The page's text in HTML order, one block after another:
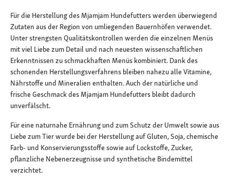
Für die Herstellung des Mjamjam Hundefutters werden überwiegend
Zutaten aus der Region von umliegenden Bauernhöfen verwendet.
Unter strengsten Qualitätskontrollen werden die einzelnen Menüs
mit viel Liebe zum Detail und nach neuesten wissenschaftlichen
Erkenntnissen zu schmackhaften Menüs kombiniert. Dank des
schonenden Herstellungsverfahrens bleiben nahezu alle Vitamine,
Nährstoffe und Mineralien enthalten. Auch der natürliche und
frische Geschmack des Mjamjam Hundefutters bleibt dadurch
unverfälscht.
Für eine naturnahe Ernährung und zum Schutz der Umwelt sowie aus
Liebe zum Tier wurde bei der Herstellung auf Gluten, Soja, chemische
Farb- und Konservierungsstoffe sowie auf Lockstoffe, Zucker,
pflanzliche Nebenerzeugnisse und synthetische Bindemittel
verzichtet.